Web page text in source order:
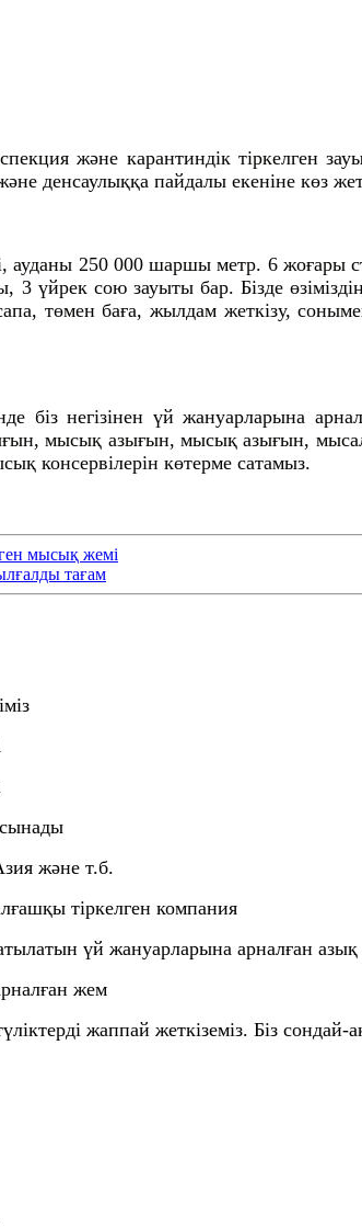
және карантиндік тіркелген
денсаулыққа пайдалы екеніне көз
ауданы 250 000 шаршы метр. 6 жоғары
сою зауыты бар. Бізде
төмен баға, жылдам жеткізу,
біз негізінен үй жануарларына
мысық азығын, мысық азығын,
консервілерін көтерме сатамыз.
мысық жемі
тағам
және т.б.
тіркелген компания
үй жануарларына арналған азық
жем
жаппай жеткіземіз. Біз сондай-